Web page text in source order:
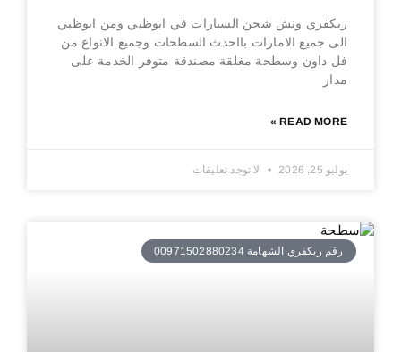
ريكفري ونش شحن السيارات في ابوظبي ومن ابوظبي
الى جميع الامارات بااحدث السطحات وجميع الانواع من
فل داون وسطحة مغلقة مصندقة متوفر الخدمة على
مدار
READ MORE »
يوليو 25, 2026 لا توجد تعليقات
رقم ريكفري الشهامة 00971502880234